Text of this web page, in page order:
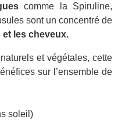
comme la Spiruline,
sont un concentré de
les cheveux.
et végétales, cette
sur l’ensemble de
soleil)